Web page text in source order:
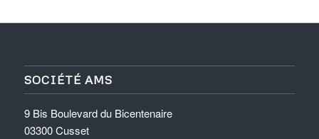
SOCIÉTÉ AMS
9 Bis Boulevard du Bicentenaire
03300 Cusset